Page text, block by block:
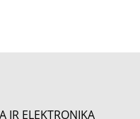
IR ELEKTRONIKA